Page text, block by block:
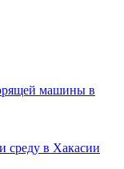
машины в
среду в Хакасии